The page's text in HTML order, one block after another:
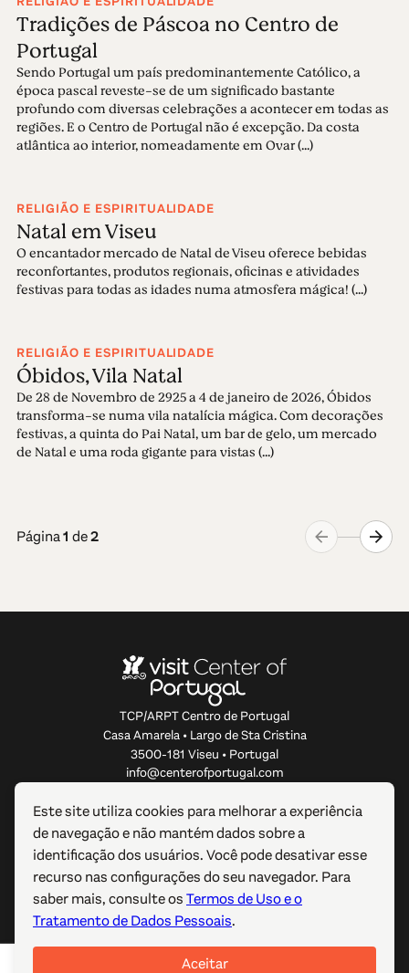
Tradições de Páscoa no Centro de
Portugal
Sendo Portugal um país predominantemente Católico, a
época pascal reveste-se de um significado bastante
profundo com diversas celebrações a acontecer em todas as
regiões. E o Centro de Portugal não é excepção. Da costa
atlântica ao interior, nomeadamente em Ovar (...)
RELIGIÃO E ESPIRITUALIDADE
Natal em Viseu
O encantador mercado de Natal de Viseu oferece bebidas
reconfortantes, produtos regionais, oficinas e atividades
festivas para todas as idades numa atmosfera mágica! (...)
RELIGIÃO E ESPIRITUALIDADE
Óbidos, Vila Natal
De 28 de Novembro de 2925 a 4 de janeiro de 2026, Óbidos
transforma-se numa vila natalícia mágica. Com decorações
festivas, a quinta do Pai Natal, um bar de gelo, um mercado
de Natal e uma roda gigante para vistas (...)
Página1 de2
TCP/ARPT Centro de Portugal
Casa Amarela • Largo de Sta Cristina
3500-181 Viseu • Portugal
info@centerofportugal.com
SOBRE ESTE WEBSITE
LIGAÇÕES ÚTEIS
SIGA-NOS
Este site utiliza cookies para melhorar a experiência
de navegação e não mantém dados sobre a
identificação dos usuários. Você pode desativar esse
recurso nas configurações do seu navegador. Para
saber mais, consulte osTermos de Uso e o
Tratamento de Dados Pessoais.
Aceitar